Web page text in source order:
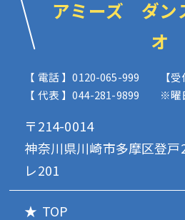
アミーズ ダ
オ
【 電話 】0120-065-999
【 代表 】044-281-9899
【
※曜
〒214-0014
神奈川県川崎市多摩区登戸
レ201
TOP